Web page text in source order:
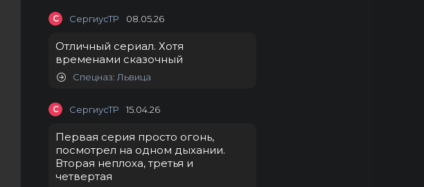
С СергиусТР 08.05.26
Отличный сериал. Хотя
временами сказочный
Спецназ: Львица
С СергиусТР 15.04.26
Первая серия просто огонь,
посмотрел на одном дыхании.
Вторая неплоха, третья и
четвертая